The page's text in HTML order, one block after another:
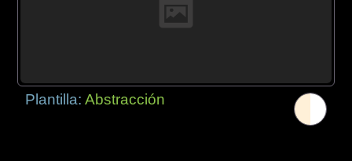
Plantilla:Abstracción